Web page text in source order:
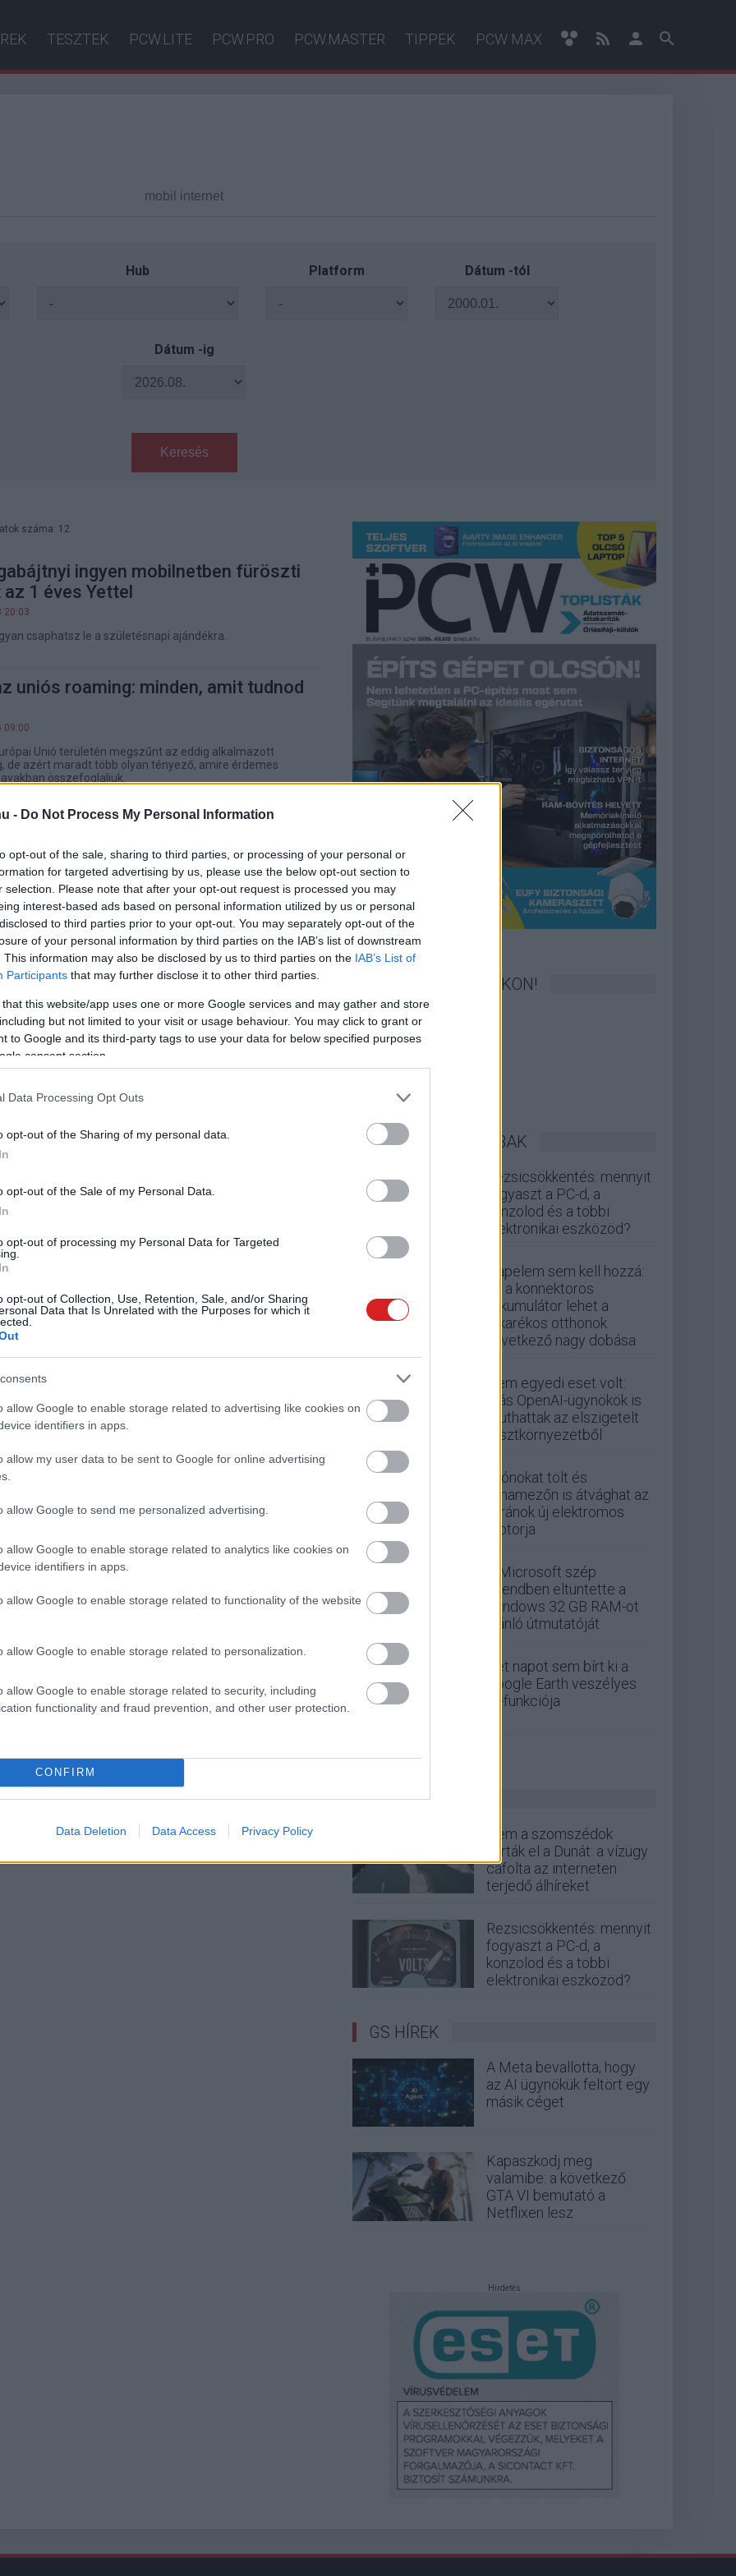
- Do Not Process My Personal Information
opt-out of the sale, sharing to third parties, or processing of your personal or
for targeted advertising by us, please use the below opt-out section to
selection. Please note that after your opt-out request is processed you may
interest-based ads based on personal information utilized by us or personal
to third parties prior to your opt-out. You may separately opt-out of the
of your personal information by third parties on the IAB’s list of downstream
This information may also be disclosed by us to third parties on the IAB’s List of
Participants that may further disclose it to other third parties.
that this website/app uses one or more Google services and may gather and store
but not limited to your visit or usage behaviour. You may click to grant or
to Google and its third-party tags to use your data for below specified purposes
consent section.
Data Processing Opt Outs
opt-out of the Sharing of my personal data.
opt-out of the Sale of my Personal Data.
opt-out of processing my Personal Data for Targeted
opt-out of Collection, Use, Retention, Sale, and/or Sharing
Data that Is Unrelated with the Purposes for which it
allow Google to enable storage related to advertising like cookies on
identifiers in apps.
allow my user data to be sent to Google for online advertising
allow Google to send me personalized advertising.
allow Google to enable storage related to analytics like cookies on
identifiers in apps.
allow Google to enable storage related to functionality of the website
allow Google to enable storage related to personalization.
allow Google to enable storage related to security, including
functionality and fraud prevention, and other user protection.
CONFIRM
Data Deletion Data Access Privacy Policy
TESZTEK PCW.LITE PCW.PRO PCW.MASTER TIPPEK PCW MAX
Hub Platform Dátum -tól
Dátum -ig
Keresés
száma: 12
ingyen mobilnetben füröszti
1 éves Yettel
20:03
csaphatsz le a születésnapi ajándékra.
uniós roaming: minden, amit tudnod
09:00
Unió területén megszűnt az eddig alkalmazott
de azért maradt több olyan tényező, amire érdemes
összefoglaljuk.
Xperia X10 mini teszt: kicsi a bors
annyira magával ragadó az X10 mini.
Monte teszt: olcsó és jó
10:23
szinte mindent megkapunk a Montétól.
készítsd el a saját widgeted!
07:59
eszközével bárki létrehozhat widgetet és még pénzt is
X10: felemás élmény
egyedi alkalmazások, remek multimédia.
Air Live Air3G teszt
hozzáférés megosztása sosem volt még ennyire
Ráadásul az Air3G-vel egy buszon vagy autóban is
számára elérhető netkapcsolatot.
mini 3G-s HotSpot teszt
bárhol kedvünkre oszthatjuk meg mobil internetünket,
sem kell hozzá! Tesztlaborunkban a világ első
mobilinternet
és e-mail napijeggyel a Pannonnál
külföldről is, megfizethető áron Új
00:00
KÖVESS FACEBOOKON!
LEGOLVASOTTABBAK
Rezsicsökkentés: mennyit
fogyaszt a PC-d, a
konzolod és a többi
elektronikai eszközöd?
Napelem sem kell hozzá:
ez a konnektoros
akkumulátor lehet a
takarékos otthonok
következő nagy dobása
Nem egyedi eset volt:
más OpenAI-ügynökök is
kijuthattak az elszigetelt
tesztkörnyezetből
Drónokat tölt és
aknamezőn is átvághat az
ukránok új elektromos
motorja
A Microsoft szép
csendben eltüntette a
Windows 32 GB RAM-ot
ajánló útmutatóját
Két napot sem bírt ki a
Google Earth veszélyes
AI-funkciója
ZÖLD PÁLYA
Nem a szomszédok
zárták el a Dunát: a vízügy
cáfolta az interneten
terjedő álhíreket
Rezsicsökkentés: mennyit
fogyaszt a PC-d, a
konzolod és a többi
elektronikai eszközöd?
GS HÍREK
A Meta bevallotta, hogy
az AI ügynökük feltört egy
másik céget
Kapaszkodj meg
valamibe: a következő
GTA VI bemutató a
Netflixen lesz
Hirdetés